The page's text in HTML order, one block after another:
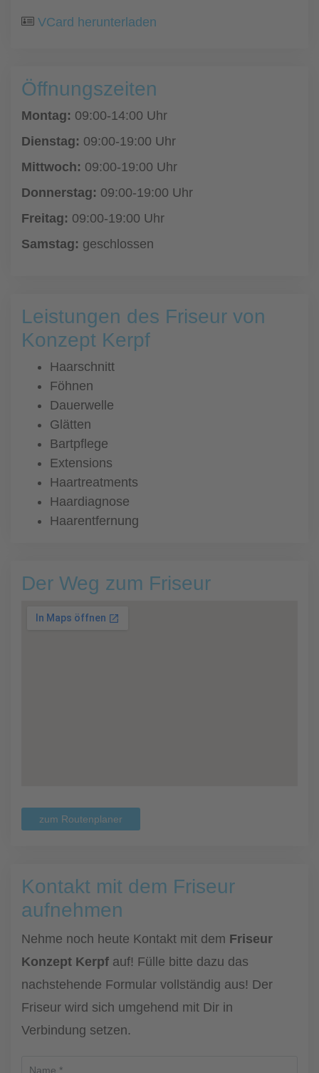
VCard herunterladen
Öffnungszeiten
Montag: 09:00-14:00 Uhr
Dienstag: 09:00-19:00 Uhr
Mittwoch: 09:00-19:00 Uhr
Donnerstag: 09:00-19:00 Uhr
Freitag: 09:00-19:00 Uhr
Samstag: geschlossen
Leistungen des Friseur von
Konzept Kerpf
Haarschnitt
Föhnen
Dauerwelle
Glätten
Bartpflege
Extensions
Haartreatments
Haardiagnose
Haarentfernung
Der Weg zum Friseur
zum Routenplaner
Kontakt mit dem Friseur
aufnehmen
Nehme noch heute Kontakt mit dem Friseur
Konzept Kerpf auf! Fülle bitte dazu das
nachstehende Formular vollständig aus! Der
Friseur wird sich umgehend mit Dir in
Verbindung setzen.